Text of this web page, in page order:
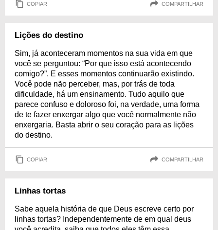
COPIAR COMPARTILHAR
Lições do destino
Sim, já aconteceram momentos na sua vida em que
você se perguntou: “Por que isso está acontecendo
comigo?”. E esses momentos continuarão existindo.
Você pode não perceber, mas, por trás de toda
dificuldade, há um ensinamento. Tudo aquilo que
parece confuso e doloroso foi, na verdade, uma forma
de te fazer enxergar algo que você normalmente não
enxergaria. Basta abrir o seu coração para as lições
do destino.
COPIAR COMPARTILHAR
Linhas tortas
Sabe aquela história de que Deus escreve certo por
linhas tortas? Independentemente de em qual deus